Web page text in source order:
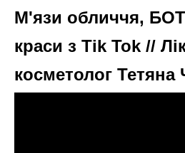
М'язи обличчя,
краси з Tik Tok //
косметолог